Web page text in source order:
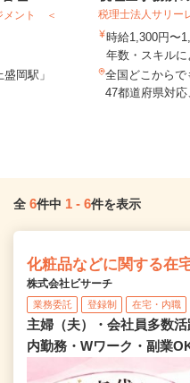
メント ＜
岡駅」
税理士法人サリー
時給1,300円
年数・スキルに
全国どこからで
47都道府県対応
全 6件中 1 - 6件を表示
化粧品などに関する在
株式会社ビサーチ
業務委託 登録制 在宅・内職
主婦（夫）・会社員多数
内勤務・Wワーク・副業